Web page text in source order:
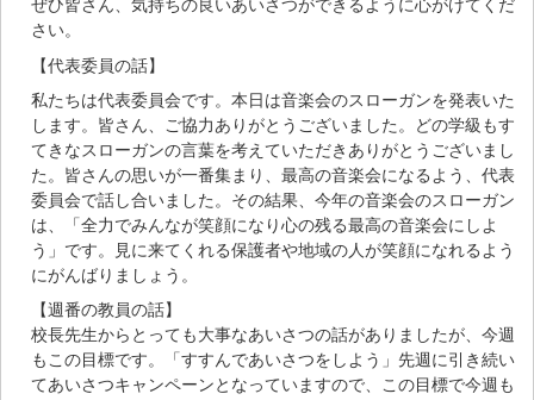
ぜひ皆さん、気持ちの良いあいさつができるように心がけてくだ
さい。
【代表委員の話】
私たちは代表委員会です。本日は音楽会のスローガンを発表いた
します。皆さん、ご協力ありがとうございました。どの学級もす
てきなスローガンの言葉を考えていただきありがとうございまし
た。皆さんの思いが一番集まり、最高の音楽会になるよう、代表
委員会で話し合いました。その結果、今年の音楽会のスローガン
は、「全力でみんなが笑顔になり心の残る最高の音楽会にしよ
う」です。見に来てくれる保護者や地域の人が笑顔になれるよう
にがんばりましょう。
【週番の教員の話】
校長先生からとっても大事なあいさつの話がありましたが、今週
もこの目標です。「すすんであいさつをしよう」先週に引き続い
てあいさつキャンペーンとなっていますので、この目標で今週も